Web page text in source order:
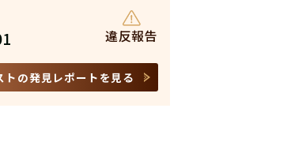
違反報告
トの発見レポートを見る